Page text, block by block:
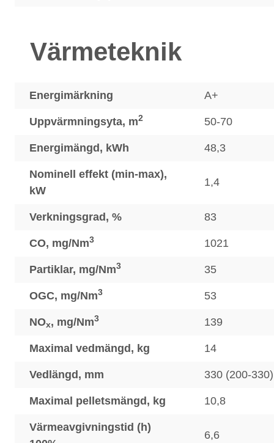
Värmeteknik
Energimärkning A+
Uppvärmningsyta, m2 50-70
Energimängd, kWh 48,3
Nominell effekt (min-max),
kW
1,4
Verkningsgrad, % 83
CO, mg/Nm3 1021
Partiklar, mg/Nm3 35
OGC, mg/Nm3 53
NOx, mg/Nm3 139
Maximal vedmängd, kg 14
Vedlängd, mm 330 (200-330)
Maximal pelletsmängd, kg 10,8
Värmeavgivningstid (h)
6,6